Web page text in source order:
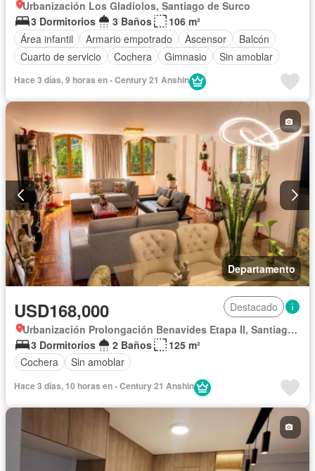
Urbanización Los Gladiolos, Santiago de Surco
3 Dormitorios
3 Baños
106 m²
Área infantil
Armario empotrado Ascensor
Balcón
Cuarto de servicio
Cochera Gimnasio Sin amoblar
Hace 3 días, 9 horas en - Century 21 Anshin
Departamento
USD168,000
Destacado
Urbanización Prolongación Benavides Etapa II, Santiago de Surco
3 Dormitorios
2 Baños
125 m²
Cochera
Sin amoblar
Hace 3 días, 10 horas en - Century 21 Anshin